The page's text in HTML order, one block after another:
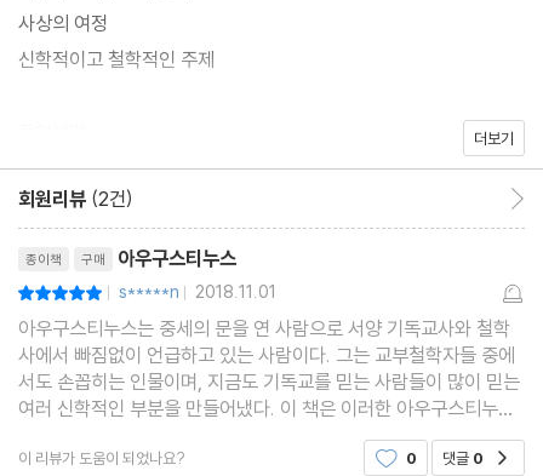
사상의 여정
신학적이고 철학적인 주제
더보기
회원리뷰 (2건)
종이책 구매 아우구스티누스
| s*****n | 2018.11.01
아우구스티누스는 중세의 문을 연 사람으로 서양 기독교사와 철학
사에서 빠짐없이 언급하고 있는 사람이다. 그는 교부철학자들 중에
서도 손꼽히는 인물이며, 지금도 기독교를 믿는 사람들이 많이 믿는
여러 신학적인 부분을 만들어냈다. 이 책은 이러한 아우구스티누스
의 생애와 사상에 대해 간략히 정리한 책이다. 기본적으로 서양 중세
철학에 대해 관심이 있는 사람들에게 유용한 책으
이 리뷰가 도움이 되었나요? 0 댓글 0